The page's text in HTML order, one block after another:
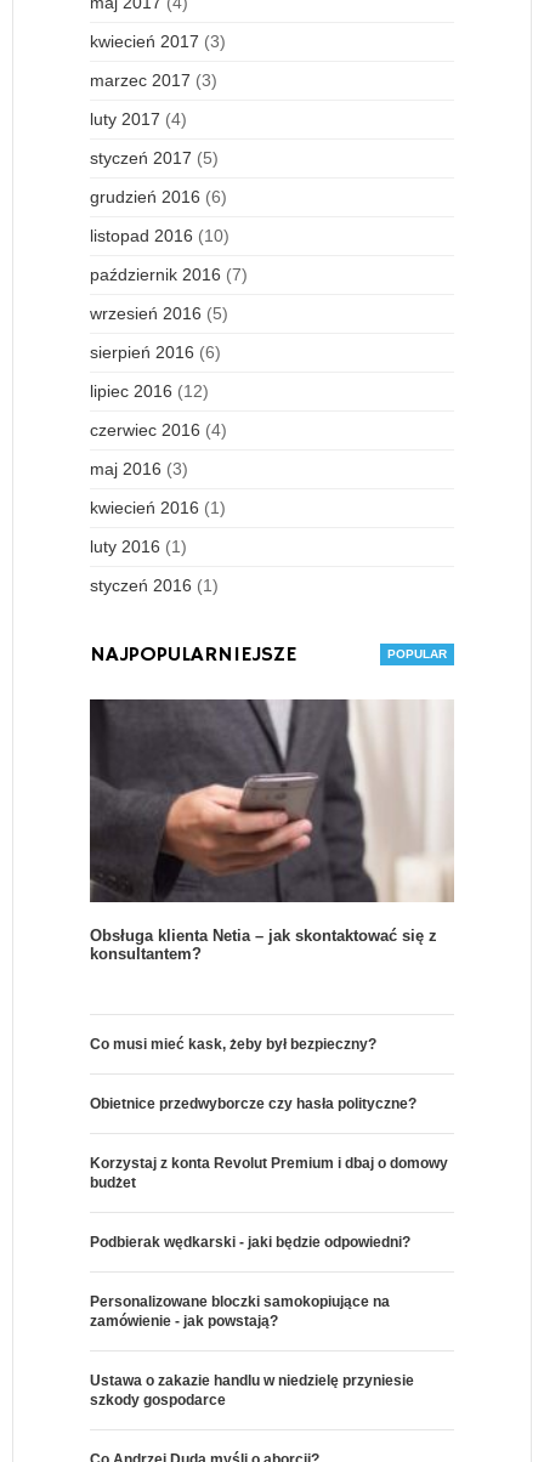
kwiecień 2017 (3)
marzec 2017 (3)
luty 2017 (4)
styczeń 2017 (5)
grudzień 2016 (6)
listopad 2016 (10)
październik 2016 (7)
wrzesień 2016 (5)
sierpień 2016 (6)
lipiec 2016 (12)
czerwiec 2016 (4)
maj 2016 (3)
kwiecień 2016 (1)
luty 2016 (1)
styczeń 2016 (1)
NAJPOPULARNIEJSZE
Obsługa klienta Netia – jak skontaktować się z
konsultantem?
Co musi mieć kask, żeby był bezpieczny?
Obietnice przedwyborcze czy hasła polityczne?
Korzystaj z konta Revolut Premium i dbaj o domowy
budżet
Podbierak wędkarski - jaki będzie odpowiedni?
Personalizowane bloczki samokopiujące na
zamówienie - jak powstają?
Ustawa o zakazie handlu w niedzielę przyniesie
szkody gospodarce